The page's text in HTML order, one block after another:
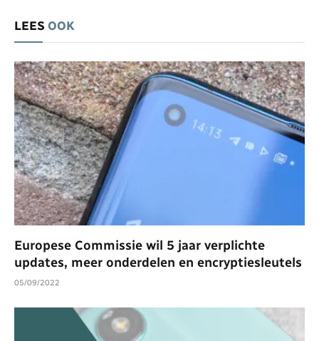
LEES OOK
Europese Commissie wil 5 jaar verplichte
updates, meer onderdelen en encryptiesleutels
05/09/2022